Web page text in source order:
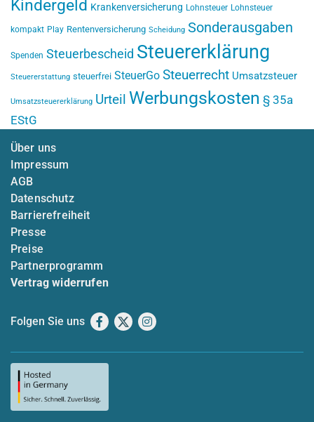
Kindergeld Krankenversicherung Lohnsteuer Lohnsteuer
kompakt Play Rentenversicherung Scheidung Sonderausgaben
Spenden Steuerbescheid Steuererklärung
Steuererstattung steuerfrei SteuerGo Steuerrecht Umsatzsteuer
Umsatzsteuererklärung Urteil Werbungskosten § 35a
EStG
Über uns
Impressum
AGB
Datenschutz
Barrierefreiheit
Presse
Preise
Partnerprogramm
Vertrag widerrufen
Folgen Sie uns Facebook
X Instagram